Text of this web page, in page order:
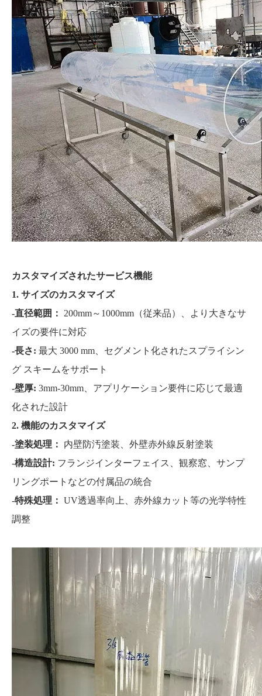
カスタマイズされたサービス機能
1. サイズのカスタマイズ
-直径範囲： 200mm～1000mm（従来品）、より大きなサ
イズの要件に対応
-長さ: 最大 3000 mm、セグメント化されたスプライシン
グ スキームをサポート
-壁厚: 3mm-30mm、アプリケーション要件に応じて最適
化された設計
2. 機能のカスタマイズ
-塗装処理： 内壁防汚塗装、外壁赤外線反射塗装
-構造設計: フランジインターフェイス、観察窓、サンプ
リングポートなどの付属品の統合
-特殊処理： UV透過率向上、赤外線カット等の光学特性
調整